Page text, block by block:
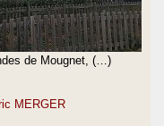
de Mougnet, (…)
MERGER